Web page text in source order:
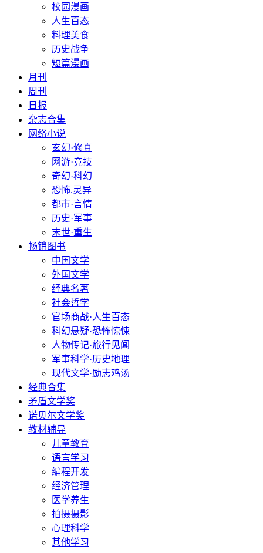
校园漫画
人生百态
料理美食
历史战争
短篇漫画
月刊
周刊
日报
杂志合集
网络小说
玄幻·修真
网游·竞技
奇幻·科幻
恐怖.灵异
都市·言情
历史·军事
末世·重生
畅销图书
中国文学
外国文学
经典名著
社会哲学
官场商战·人生百态
科幻悬疑·恐怖惊悚
人物传记·旅行见闻
军事科学·历史地理
现代文学·励志鸡汤
经典合集
矛盾文学奖
诺贝尔文学奖
教材辅导
儿童教育
语言学习
编程开发
经济管理
医学养生
拍摄摄影
心理科学
其他学习